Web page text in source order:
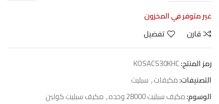
غير متوفر في المخزون
قارن
تفضيل
رمز المنتج:KOSACS30KHC
التصنيفات:مكيفات, سبليت
الوسوم:مكيف سبليت 28000 وحده , مكيف سبليت كولين